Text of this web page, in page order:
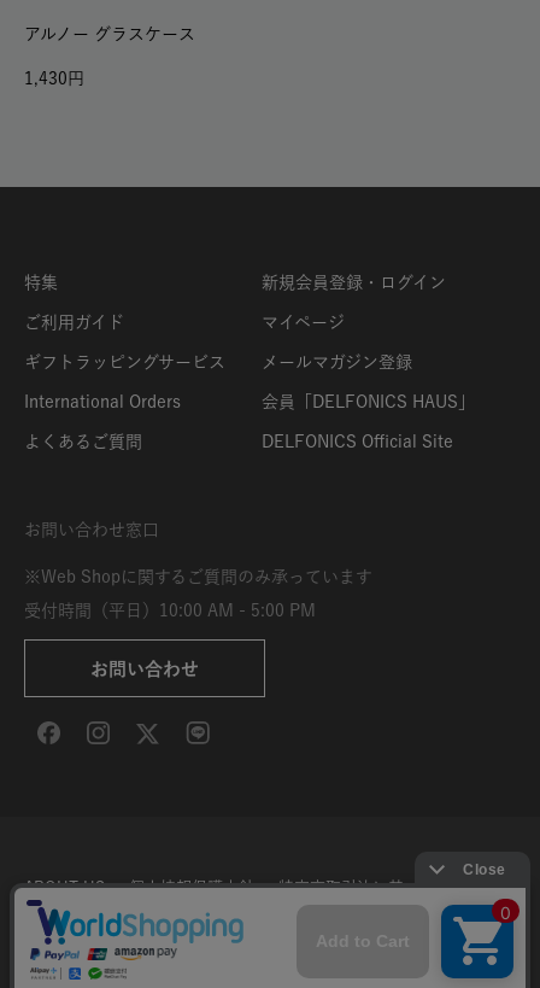
アルノー グラスケース
1,430
特集
ご利用ガイド
ギフトラッピングサービス
International Orders
よくあるご質問
新規会員登録・ログイン
マイページ
メールマガジン登録
会員「DELFONICS HAUS」
DELFONICS Official Site
お問い合わせ窓口
※Web Shopに関するご質問のみ承っています
受付時間（平日）10:00 AM - 5:00 PM
お問い合わせ
ABOUT US 個人情報保護方針 特定商取引法に基づく表示
利用規約 サイト利用条件